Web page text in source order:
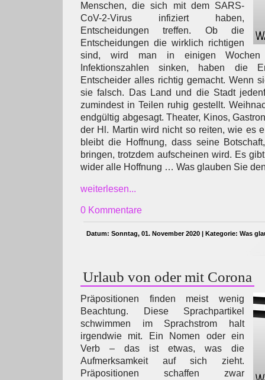
Menschen, die sich mit dem SARS-
CoV-2-Virus infiziert haben,
Entscheidungen treffen. Ob die
Entscheidungen die wirklich richtigen
sind, wird man in einigen
Infektionszahlen sinken, haben die
Entscheider alles richtig gemacht. Wenn
sie falsch. Das Land und die Stadt
zumindest in Teilen ruhig gestellt.
endgültig abgesagt. Theater, Kinos,
der Hl. Martin wird nicht so reiten, wie es
bleibt die Hoffnung, dass seine
bringen, trotzdem aufscheinen wird. Es
wider alle Hoffnung … Was glauben Sie
weiterlesen...
0 Kommentare
Datum: Sonntag, 01. November 2020 | Kategorie: Was
Urlaub von oder mit Corona
Präpositionen finden meist wenig
Beachtung. Diese Sprachpartikel
schwimmen im Sprachstrom halt
irgendwie mit. Ein Nomen oder ein
Verb – das ist etwas, was die
Aufmerksamkeit auf sich zieht.
Präpositionen schaffen zwar